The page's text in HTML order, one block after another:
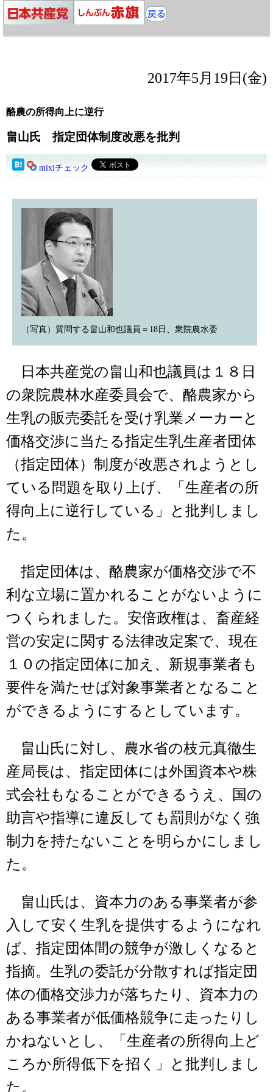
2017年5月19日(金)
酪農の所得向上に逆行
畠山氏 指定団体制度改悪を批判
mixiチェック
（写真）質問する畠山和也議員＝18日、衆院農水委
日本共産党の畠山和也議員は１８日
の衆院農林水産委員会で、酪農家から
生乳の販売委託を受け乳業メーカーと
価格交渉に当たる指定生乳生産者団体
（指定団体）制度が改悪されようとし
ている問題を取り上げ、「生産者の所
得向上に逆行している」と批判しまし
た。
指定団体は、酪農家が価格交渉で不
利な立場に置かれることがないように
つくられました。安倍政権は、畜産経
営の安定に関する法律改定案で、現在
１０の指定団体に加え、新規事業者も
要件を満たせば対象事業者となること
ができるようにするとしています。
畠山氏に対し、農水省の枝元真徹生
産局長は、指定団体には外国資本や株
式会社もなることができるうえ、国の
助言や指導に違反しても罰則がなく強
制力を持たないことを明らかにしまし
た。
畠山氏は、資本力のある事業者が参
入して安く生乳を提供するようになれ
ば、指定団体間の競争が激しくなると
指摘。生乳の委託が分散すれば指定団
体の価格交渉力が落ちたり、資本力の
ある事業者が低価格競争に走ったりし
かねないとし、「生産者の所得向上ど
ころか所得低下を招く」と批判しまし
た。